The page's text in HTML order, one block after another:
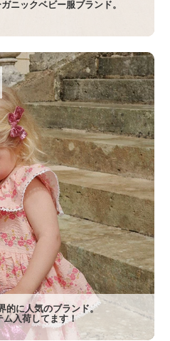
ニックベビー服ブランド。
的に人気のブランド。
ム入荷してます！